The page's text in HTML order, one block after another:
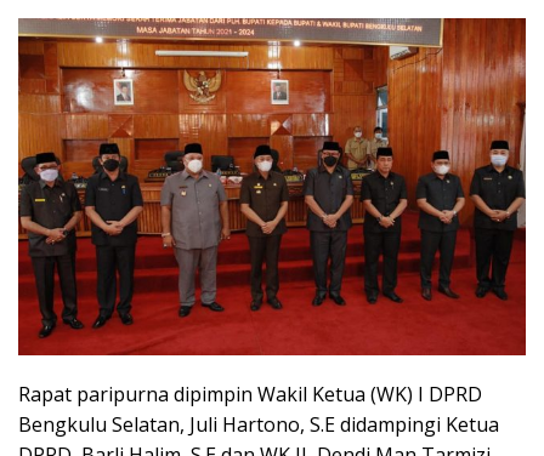
Rapat paripurna dipimpin Wakil Ketua (WK) I DPRD
Bengkulu Selatan, Juli Hartono, S.E didampingi Ketua